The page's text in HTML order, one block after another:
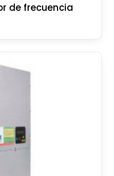
de frecuencia